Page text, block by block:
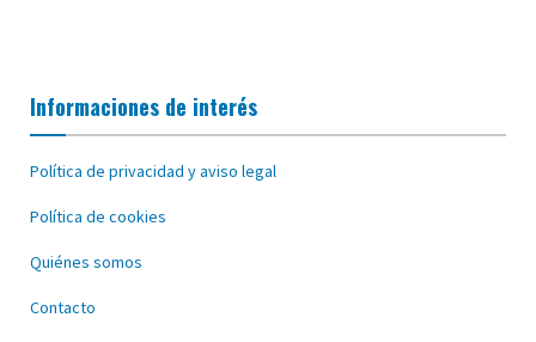
Informaciones de interés
Política de privacidad y aviso legal
Política de cookies
Quiénes somos
Contacto